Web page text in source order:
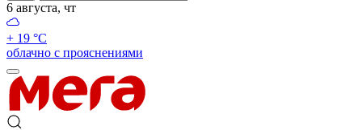
6 августа, чт
+ 19 °С
облачно с прояснениями